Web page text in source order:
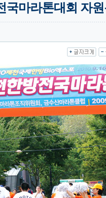
국마라톤대회 자